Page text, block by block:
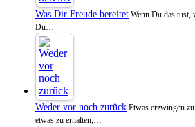
Was Dir Freude bereitet Wenn Du das tust,
Du…
Weder vor noch zurück Etwas erzwingen
etwas zu erhalten,…